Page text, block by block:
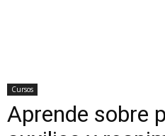
Cursos
Aprende sobre